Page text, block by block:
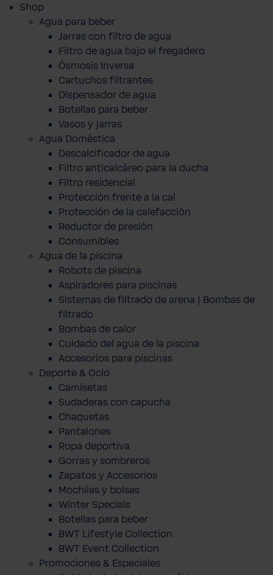
Shop
Agua para beber
Jarras con filtro de agua
Filtro de agua bajo el fregadero
Ósmosis Inversa
Cartuchos filtrantes
Dispensador de agua
Botellas para beber
Vasos y jarras
Agua Doméstica
Descalcificador de agua
Filtro anticalcáreo para la ducha
Filtro residencial
Protección frente a la cal
Protección de la calefacción
Reductor de presión
Consumibles
Agua de la piscina
Robots de piscina
Aspiradores para piscinas
Sistemas de filtrado de arena | Bombas de
filtrado
Bombas de calor
Cuidado del agua de la piscina
Accesorios para piscinas
Deporte & Ocio
Camisetas
Sudaderas con capucha
Chaquetas
Pantalones
Ropa deportiva
Gorras y sombreros
Zapatos y Accesorios
Mochilas y bolsas
Winter Specials
Botellas para beber
BWT Lifestyle Collection
BWT Event Collection
Promociones & Especiales